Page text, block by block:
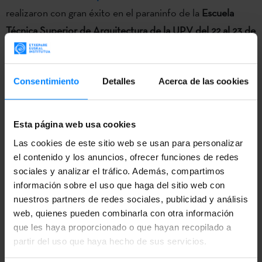
Consentimiento Detalles Acerca de las cookies
Esta página web usa cookies
Las cookies de este sitio web se usan para personalizar
el contenido y los anuncios, ofrecer funciones de redes
sociales y analizar el tráfico. Además, compartimos
información sobre el uso que haga del sitio web con
nuestros partners de redes sociales, publicidad y análisis
web, quienes pueden combinarla con otra información
que les haya proporcionado o que hayan recopilado a
partir del uso que haya hecho de sus servicios.
realizaron con gran éxito en el paraninfo de la Escuela
Técnica Superior de Arquitectura de la UPVdel22 al 23 de
octubre.Las jornadas han sido organizadas por el
Técnica Superior de Arquitectura de Donostia y la UNAM
(Universidad Nacional Autónoma de Mexicó), con el
apoyo delInstituto Vasco Etxepare.
Varios expertos ofrecieron una
diáspora vasca a causa de la Guerra Civil Española,
profundizando en los ámbitos directamente relacionados
con el conocido arquitecto
Imanol Ordorika
: la
arquitectura y las artes plásticas. Maria Jose Ordorika,
profesora en la Facultad de Arquitectura de la Universidad
de México UNAM participó en las jornadas y habló sobre
el destacado trabajo de su padre. También participaron